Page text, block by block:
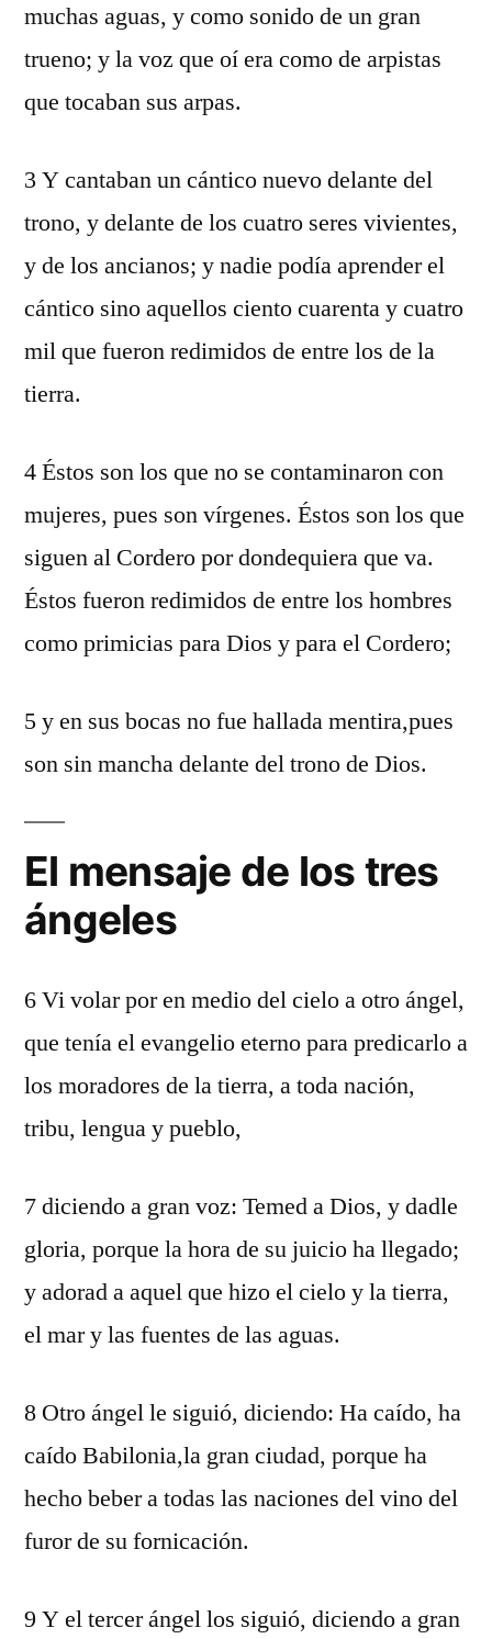
muchas aguas, y como sonido de un gran
trueno; y la voz que oí era como de arpistas
que tocaban sus arpas.
3 Y cantaban un cántico nuevo delante del
trono, y delante de los cuatro seres vivientes,
y de los ancianos; y nadie podía aprender el
cántico sino aquellos ciento cuarenta y cuatro
mil que fueron redimidos de entre los de la
tierra.
4 Éstos son los que no se contaminaron con
mujeres, pues son vírgenes. Éstos son los que
siguen al Cordero por dondequiera que va.
Éstos fueron redimidos de entre los hombres
como primicias para Dios y para el Cordero;
5 y en sus bocas no fue hallada mentira,pues
son sin mancha delante del trono de Dios.
El mensaje de los tres
ángeles
6 Vi volar por en medio del cielo a otro ángel,
que tenía el evangelio eterno para predicarlo a
los moradores de la tierra, a toda nación,
tribu, lengua y pueblo,
7 diciendo a gran voz: Temed a Dios, y dadle
gloria, porque la hora de su juicio ha llegado;
y adorad a aquel que hizo el cielo y la tierra,
el mar y las fuentes de las aguas.
8 Otro ángel le siguió, diciendo: Ha caído, ha
caído Babilonia,la gran ciudad, porque ha
hecho beber a todas las naciones del vino del
furor de su fornicación.
9 Y el tercer ángel los siguió, diciendo a gran